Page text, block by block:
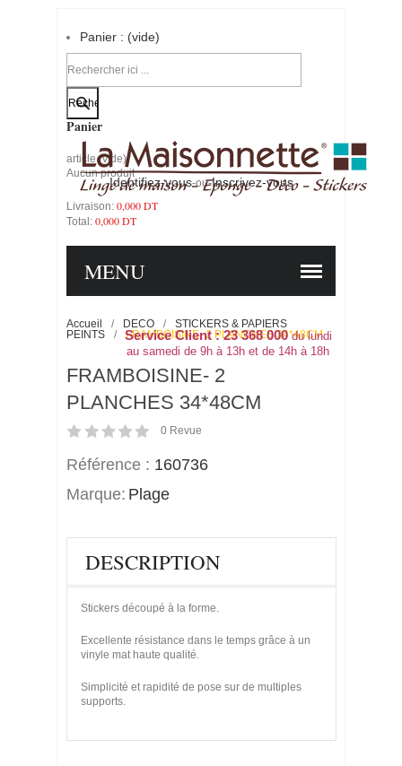
Identifiez-vous-ou-Inscrivez-vous
Panier : (vide)
Votre compte
Panier
article (vide)
Aucun produit
Livraison: 0,000 DT
Total: 0,000 DT
Service Client : 23 368 000du lundi
au samedi de 9h à 13h et de 14h à 18h
MENU
Accueil / DECO /
STICKERS & PAPIERS
PEINTS
/ FRAMBOISINE- 2 PLANCHES 34*48CM
FRAMBOISINE- 2
PLANCHES 34*48CM
0 Revue
Référence : 160736
Marque: Plage
DESCRIPTION
Stickers découpé à la forme.
Excellente résistance dans le temps grâce à un
vinyle mat haute qualité.
Simplicité et rapidité de pose sur de multiples
supports.